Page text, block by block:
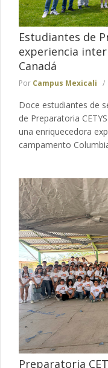
Estudiantes de
experiencia
Canadá
Por Campus Mexicali
Doce estudiantes de
de Preparatoria
una enriquecedora
campamento
Preparatoria